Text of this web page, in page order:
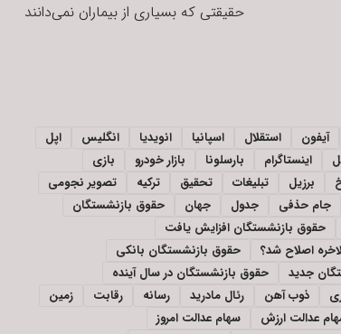
حقیقتی که بسیاری از بیماران نمی‌دانند
آیفون استقلال اسپانیا انویدیا انگلیس
اپل
اینستاگرام بارسلونا بازار خودرو
بازی
برزیل تبلیغات تحقیق ترکیه
تصویر نجومی
جام حذفی جدول جهان
حقوق بازنشستگان
حقوق بازنشستگان افزایش یافت
اصلاح شد؟
حقوق بازنشستگان بانکی
جدید
حقوق بازنشستگان در سال آینده
ذوب آهن رئال مادرید رسانه رقابت
زمین
عدالت ارزش
سهام عدالت امروز